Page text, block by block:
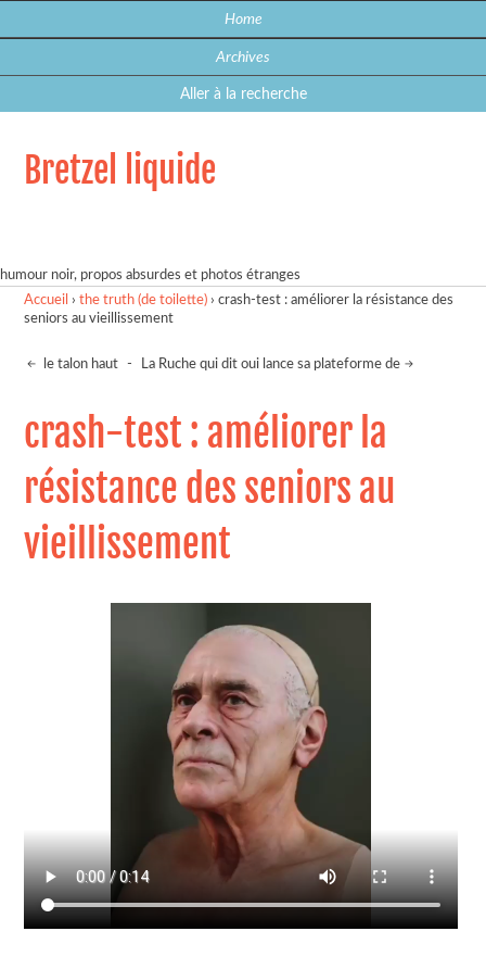
Home
Archives
Aller à la recherche
Bretzel liquide
humour noir, propos absurdes et photos étranges
Accueil ›the truth (de toilette) ›crash-test : améliorer la résistance des
seniors au vieillissement
le talon haut - La Ruche qui dit oui lance sa plateforme de
crash-test : améliorer la
résistance des seniors au
vieillissement